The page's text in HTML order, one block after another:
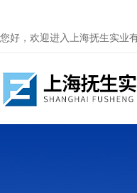
您好，欢迎进入上海抚生实业